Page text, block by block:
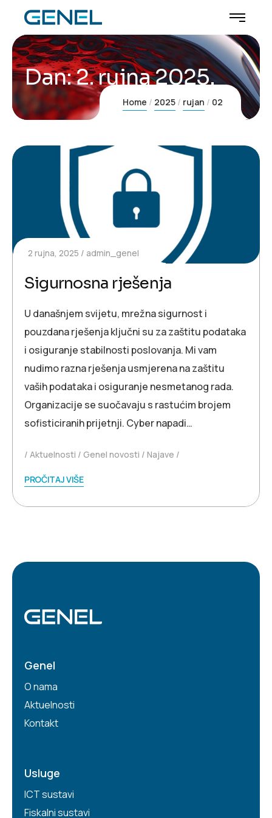
Dan:2. rujna 2025.
Home 2025 rujan 02
2 rujna, 2025 admin_genel
Sigurnosna rješenja
U današnjem svijetu, mrežna sigurnost i
pouzdana rješenja ključni su za zaštitu podataka
i osiguranje stabilnosti poslovanja. Mi vam
nudimo razna rješenja usmjerena na zaštitu
vaših podataka i osiguranje nesmetanog rada.
Organizacije se suočavaju s rastućim brojem
sofisticiranih prijetnji. Cyber napadi…
Aktuelnosti Genel novosti Najave
PROČITAJ VIŠE
Genel
O nama
Aktuelnosti
Kontakt
Usluge
ICT sustavi
Fiskalni sustavi